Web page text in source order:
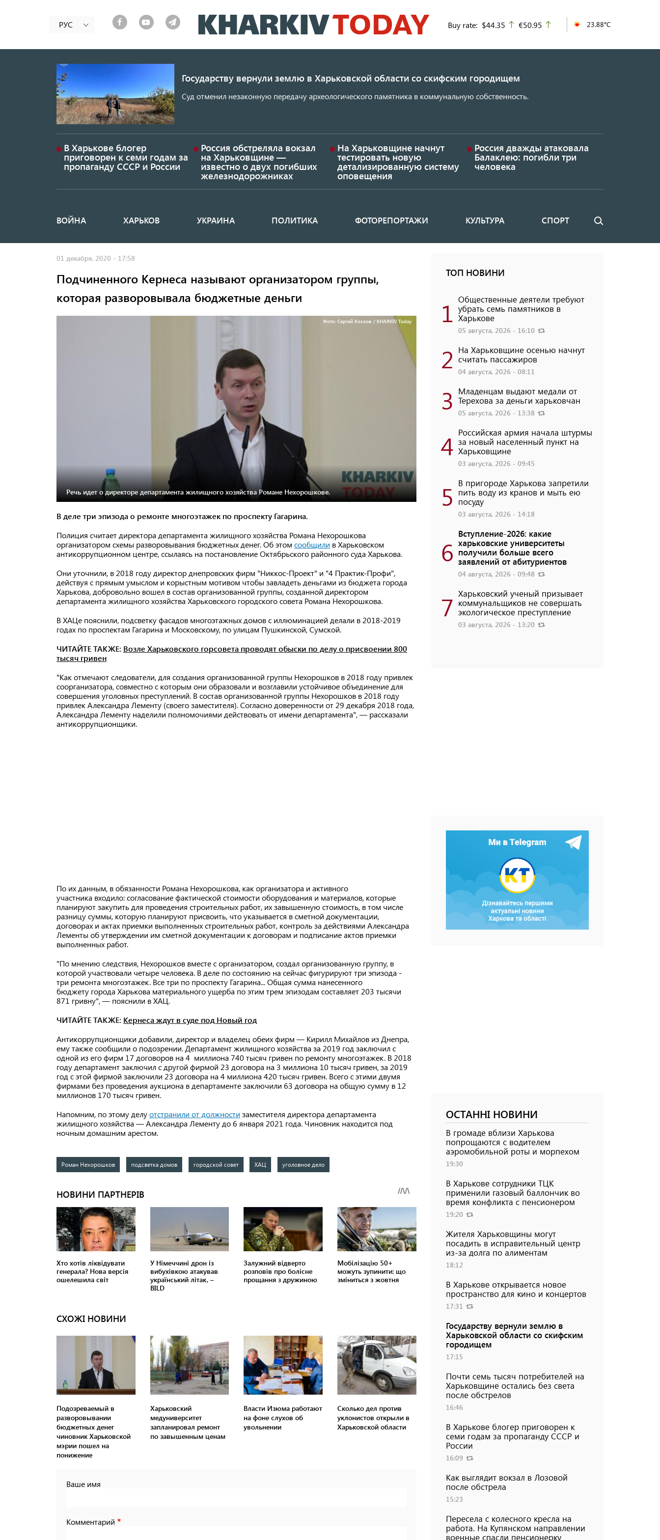
к
основному
РУС Buy rate: $44.35 up
€50.95 23.88°C
Государству вернули землю в Харьковской области со скифским городищем
Суд отменил незаконную передачу археологического памятника в коммунальную собственность.
В Харькове блогер
приговорен к семи годам за
пропаганду СССР и России
Россия обстреляла вокзал
на Харьковщине —
известно о двух погибших
железнодорожниках
На Харьковщине начнут
тестировать новую
детализированную систему
оповещения
Россия дважды атаковала
Балаклею: погибли три
человека
Основная
ВОЙНА ХАРЬКОВ УКРАИНА ПОЛИТИКА ФОТОРЕПОРТАЖИ КУЛЬТУРА СПОРТ Поиск
01 декабря, 2020 - 17:58
Подчиненного Кернеса называют организатором группы,
которая разворовывала бюджетные деньги
Фото: Сергей Козлов / KHARKIV Today
Речь идет о директоре департамента жилищного хозяйства Романе Нехорошкове.
В деле три эпизода о ремонте многоэтажек по проспекту Гагарина.
Полиция считает директора департамента жилищного хозяйства Романа Нехорошкова
организатором схемы разворовывания бюджетных денег. Об этом сообщили в Харьковском
антикоррупционном центре, ссылаясь на постановление Октябрьского районного суда Харькова.
Они уточнили, в 2018 году директор днепровских фирм "Никкос-Проект" и "4 Практик-Профи",
действуя с прямым умыслом и корыстным мотивом чтобы завладеть деньгами из бюджета города
Харькова, добровольно вошел в состав организованной группы, созданной директором
департамента жилищного хозяйства Харьковского городского совета Романа Нехорошкова.
В ХАЦе пояснили, подсветку фасадов многоэтажных домов с иллюминацией делали в 2018-2019
годах по проспектам Гагарина и Московскому, по улицам Пушкинской, Сумской.
ЧИТАЙТЕ ТАКЖЕ: Возле Харьковского горсовета проводят обыски по делу о присвоении 800
тысяч гривен
"Как отмечают следователи, для создания организованной группы Нехорошков в 2018 году привлек
соорганизатора, совместно с которым они образовали и возглавили устойчивое объединение для
совершения уголовных преступлений. В состав организованной группы Нехорошков в 2018 году
привлек Александра Лементу (своего заместителя). Согласно доверенности от 29 декабря 2018 года,
Александра Лементу наделили полномочиями действовать от имени департамента", — рассказали
антикоррупционщики.
По их данным, в обязанности Романа Нехорошкова, как организатора и активного
участника входило: согласование фактической стоимости оборудования и материалов, которые
планируют закупить для проведения строительных работ, их завышенную стоимость, в том числе
разницу суммы, которую планируют присвоить, что указывается в сметной документации,
договорах и актах приемки выполненных строительных работ, контроль за действиями Александра
Лементы об утверждении им сметной документации к договорам и подписание актов приемки
выполненных работ.
"По мнению следствия, Нехорошков вместе с организатором, создал организованную группу, в
которой участвовали четыре человека. В деле по состоянию на сейчас фигурируют три эпизода -
три ремонта многоэтажек. Все три по проспекту Гагарина... Общая сумма нанесенного
бюджету города Харькова материального ущерба по этим трем эпизодам составляет 203 тысячи
871 гривну", — пояснили в ХАЦ.
ЧИТАЙТЕ ТАКЖЕ: Кернеса ждут в суде под Новый год
Антикоррупционщики добавили, директор и владелец обеих фирм — Кирилл Михайлов из Днепра,
ему также сообщили о подозрении. Департамент жилищного хозяйства за 2019 год заключил с
одной из его фирм 17 договоров на 4 миллиона 740 тысяч гривен по ремонту многоэтажек. В 2018
году департамент заключил с другой фирмой 23 договора на 3 миллиона 10 тысяч гривен, за 2019
год с этой фирмой заключили 23 договора на 4 миллиона 420 тысяч гривен. Всего с этими двумя
фирмами без проведения аукциона в департаменте заключили 63 договора на общую сумму в 12
миллионов 170 тысяч гривен.
Напомним, по этому делуотстранили от должности заместителя директора департамента
жилищного хозяйства — Александра Лементу до 6 января 2021 года. Чиновник находится под
ночным домашним арестом.
Роман Нехорошков подсветка домов городской совет ХАЦ уголовное дело
СХОЖІ НОВИНИ
Подозреваемый в
разворовывании
бюджетных денег
чиновник Харьковской
мэрии пошел на
понижение
Харьковский
медуниверситет
запланировал ремонт
по завышенным ценам
Власти Изюма работают
на фоне слухов об
увольнении
Сколько дел против
уклонистов открыли в
Харьковской области
Ваше имя
Комментарий
ТОП НОВИНИ
1 Общественные деятели требуют
убрать семь памятников в
Харькове
05 августа, 2026 - 16:10
2 На Харьковщине осенью начнут
считать пассажиров
04 августа, 2026 - 08:11
3 Младенцам выдают медали от
Терехова за деньги харьковчан
05 августа, 2026 - 13:38
4 Российская армия начала штурмы
за новый населенный пункт на
Харьковщине
03 августа, 2026 - 09:45
5 В пригороде Харькова запретили
пить воду из кранов и мыть ею
посуду
03 августа, 2026 - 14:18
6
Вступление-2026: какие
харьковские университеты
получили больше всего
заявлений от абитуриентов
04 августа, 2026 - 09:48
7 Харьковский ученый призывает
коммунальщиков не совершать
экологическое преступление
03 августа, 2026 - 13:20
ОСТАННІ НОВИНИ
В громаде вблизи Харькова
попрощаются с водителем
аэромобильной роты и морпехом
19:30
В Харькове сотрудники ТЦК
применили газовый баллончик во
время конфликта с пенсионером
19:20
Жителя Харьковщины могут
посадить в исправительный центр
из-за долга по алиментам
18:12
В Харькове открывается новое
пространство для кино и концертов
17:31
Государству вернули землю в
Харьковской области со скифским
городищем
17:15
Почти семь тысяч потребителей на
Харьковщине остались без света
после обстрелов
16:46
В Харькове блогер приговорен к
семи годам за пропаганду СССР и
России
16:09
Как выглядит вокзал в Лозовой
после обстрела
15:23
Пересела с колесного кресла на
работа. На Купянском направлении
военные спасли пенсионерку